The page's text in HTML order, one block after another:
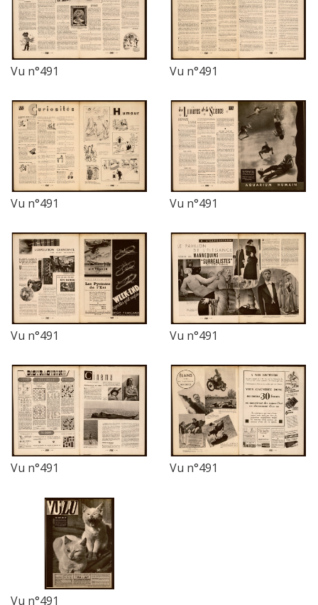
Vu n°491 Vu n°491
Vu n°491 Vu n°491
Vu n°491 Vu n°491
Vu n°491 Vu n°491
Vu n°491